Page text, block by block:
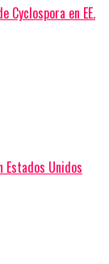
Cyclospora en EE.
Unidos